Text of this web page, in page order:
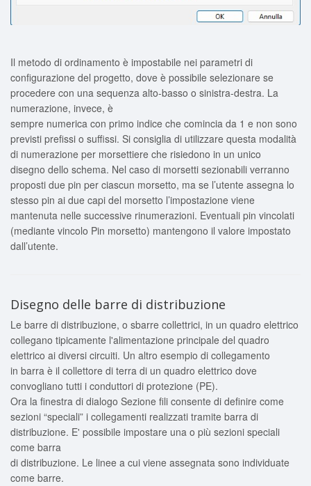
Il metodo di ordinamento è impostabile nei parametri di
configurazione del progetto, dove è possibile selezionare se
procedere con una sequenza alto-basso o sinistra-destra. La
numerazione, invece, è
sempre numerica con primo indice che comincia da 1 e non sono
previsti prefissi o suffissi. Si consiglia di utilizzare questa modalità
di numerazione per morsettiere che risiedono in un unico
disegno dello schema. Nel caso di morsetti sezionabili verranno
proposti due pin per ciascun morsetto, ma se l’utente assegna lo
stesso pin ai due capi del morsetto l’impostazione viene
mantenuta nelle successive rinumerazioni. Eventuali pin vincolati
(mediante vincolo Pin morsetto) mantengono il valore impostato
dall’utente.
Disegno delle barre di distribuzione
Le barre di distribuzione, o sbarre collettrici, in un quadro elettrico
collegano tipicamente l'alimentazione principale del quadro
elettrico ai diversi circuiti. Un altro esempio di collegamento
in barra è il collettore di terra di un quadro elettrico dove
convogliano tutti i conduttori di protezione (PE).
Ora la finestra di dialogo Sezione fili consente di definire come
sezioni “speciali” i collegamenti realizzati tramite barra di
distribuzione. E' possibile impostare una o più sezioni speciali
come barra
di distribuzione. Le linee a cui viene assegnata sono individuate
come barre.